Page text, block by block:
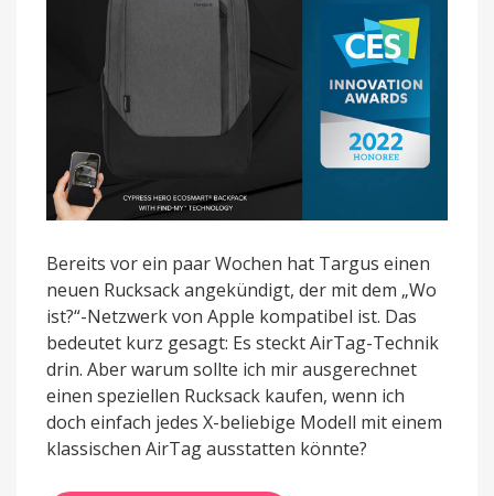
Bereits vor ein paar Wochen hat Targus einen
neuen Rucksack angekündigt, der mit dem „Wo
ist?“-Netzwerk von Apple kompatibel ist. Das
bedeutet kurz gesagt: Es steckt AirTag-Technik
drin. Aber warum sollte ich mir ausgerechnet
einen speziellen Rucksack kaufen, wenn ich
doch einfach jedes X-beliebige Modell mit einem
klassischen AirTag ausstatten könnte?